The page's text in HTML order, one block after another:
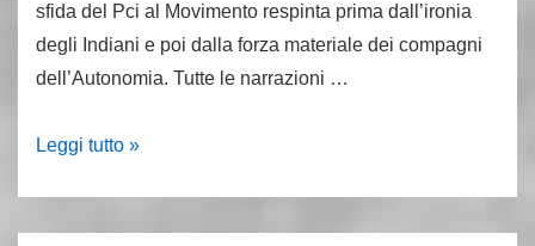
sfida del Pci al Movimento respinta prima dall’ironia
degli Indiani e poi dalla forza materiale dei compagni
dell’Autonomia. Tutte le narrazioni …
Cacciata
Leggi tutto »